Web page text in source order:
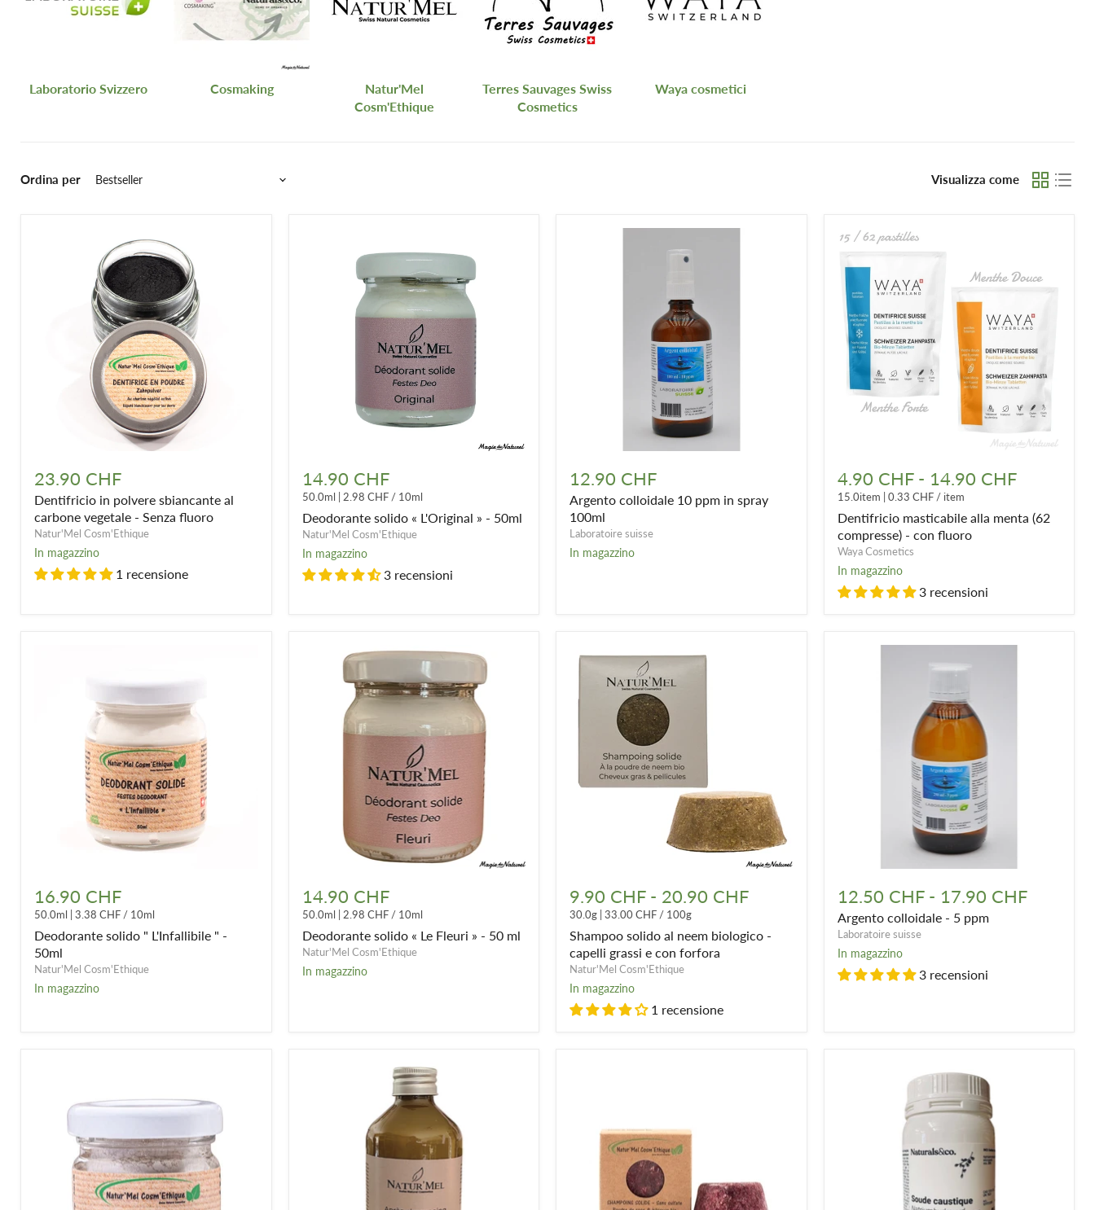
Laboratorio Svizzero Cosmaking
Natur'Mel
Cosm'Ethique
Terres Sauvages Swiss
Cosmetics
Waya cosmetici
Ordina per Visualizza come
in
polvere
sbiancante
al
carbone
vegetale
-
Senza
23.90 CHF
Dentifricio in polvere sbiancante al
carbone vegetale - Senza fluoro
Natur'Mel Cosm'Ethique
In magazzino
1 recensione
solido
«
L'Original
»
-
50ml
14.90 CHF
50.0ml 2.98 CHF/ 10ml
Deodorante solido « L'Original » - 50ml
Natur'Mel Cosm'Ethique
In magazzino
3 recensioni
colloidale
10
ppm
in
spray
100ml
12.90 CHF
Argento colloidale 10 ppm in spray
100ml
Laboratoire suisse
In magazzino
masticabile
alla
menta
(62
compresse)
-
con
fluoro
4.90 CHF- 14.90 CHF
15.0item 0.33 CHF/item
Dentifricio masticabile alla menta (62
compresse) - con fluoro
Waya Cosmetics
In magazzino
3 recensioni
solido
"
L'Infallibile
"
-
50ml
16.90 CHF
50.0ml 3.38 CHF / 10ml
Deodorante solido " L'Infallibile " -
50ml
Natur'Mel Cosm'Ethique
In magazzino
solido
«
Le
Fleuri
»
50
14.90 CHF
50.0ml 2.98 CHF/ 10ml
Deodorante solido « Le Fleuri » - 50 ml
Natur'Mel Cosm'Ethique
In magazzino
solido
al
neem
biologico
-
capelli
grassi
e
con
forfora
9.90 CHF- 20.90 CHF
30.0g 33.00 CHF / 100g
Shampoo solido al neem biologico -
capelli grassi e con forfora
Natur'Mel Cosm'Ethique
In magazzino
1 recensione
colloidale
-
5
ppm
12.50 CHF- 17.90 CHF
Argento colloidale - 5 ppm
Laboratoire suisse
In magazzino
3 recensioni